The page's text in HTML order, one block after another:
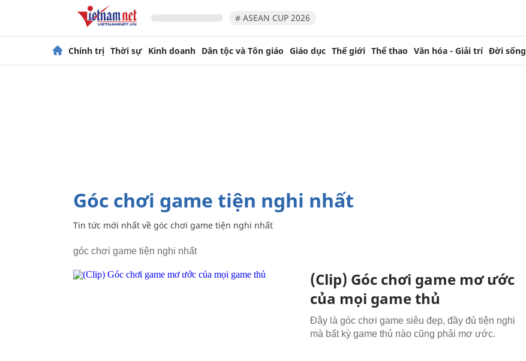
# ASEAN CUP 2026
Chính trị Thời sự Kinh doanh Dân tộc và Tôn giáo Giáo dục Thế giới Thể thao Văn hóa - Giải trí Đời sống
góc chơi game tiện nghi nhất
Tin tức mới nhất về góc chơi game tiện nghi nhất
góc chơi game tiện nghi nhất
(Clip) Góc chơi game mơ ước
của mọi game thủ
Đây là góc chơi game siêu đẹp, đầy đủ tiện nghi
mà bất kỳ game thủ nào cũng phải mơ ước.